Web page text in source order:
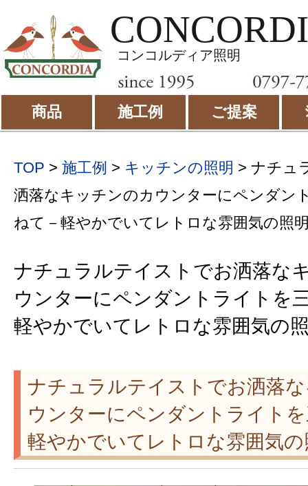
コンコルディア照明
商品 施工例 ご提案
TOP > 施工例 > キッチンの照明 > ナチュ
洒落なキッチンのカウンターにペンダン
ねて－軽やかでいてレトロな雰囲気の照
ナチュラルテイストでお洒落な
ウンターにペンダントライトを
軽やかでいてレトロな雰囲気の
ナチュラルテイストでお洒落
ウンターにペンダントライト
軽やかでいてレトロな雰囲気